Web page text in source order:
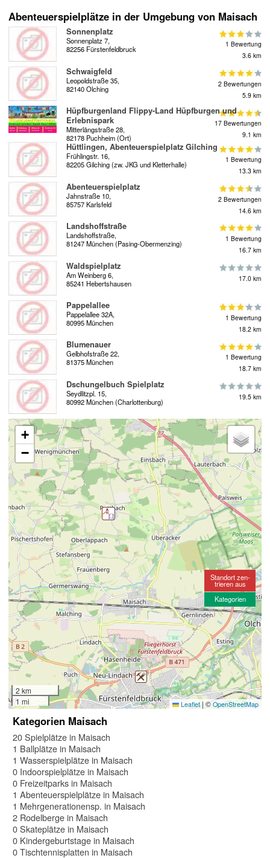
Abenteuerspielplätze in der Umgebung von Maisach
Sonnenplatz
Sonnenplatz 7,
82256 Fürstenfeldbruck
1 Bewertung
3.6 km
Schwaigfeld
Leopoldstraße 35,
82140 Olching
2 Bewertungen
5.9 km
Hüpfburgenland Flippy-Land Hüpfburgen und
Erlebnispark
Mitterlängstraße 28,
82178 Puchheim (Ort)
17 Bewertungen
9.1 km
Hüttlingen, Abenteuerspielplatz Gilching
Frühlingstr. 16,
82205 Gilching (zw. JKG und Kletterhalle)
1 Bewertung
13.3 km
Abenteuerspielplatz
Jahnstraße 10,
85757 Karlsfeld
2 Bewertungen
14.6 km
Landshoffstraße
Landshoffstraße,
81247 München (Pasing-Obermenzing)
1 Bewertung
16.7 km
Waldspielplatz
Am Weinberg 6,
85241 Hebertshausen
17.0 km
Pappelallee
Pappelallee 32A,
80995 München
1 Bewertung
18.2 km
Blumenauer
Gelbhofstraße 22,
81375 München
1 Bewertung
18.7 km
Dschungelbuch Spielplatz
Seydlitzpl. 15,
80992 München (Charlottenburg)
19.5 km
+
−
2 km
1 mi
Leaflet | © OpenStreetMap
Standort zen-
trieren aus
Kategorien
Kategorien Maisach
20 Spielplätze in Maisach
1 Ballplätze in Maisach
1 Wasserspielplätze in Maisach
0 Indoorspielplätze in Maisach
0 Freizeitparks in Maisach
1 Abenteuerspielplätze in Maisach
1 Mehrgenerationensp. in Maisach
2 Rodelberge in Maisach
0 Skateplätze in Maisach
0 Kindergeburtstage in Maisach
0 Tischtennisplatten in Maisach